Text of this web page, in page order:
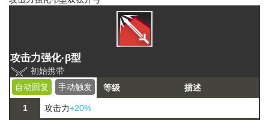
攻击力强化·β型
初始携带
自动回复
手动触发 等级 描述
1 攻击力+20%